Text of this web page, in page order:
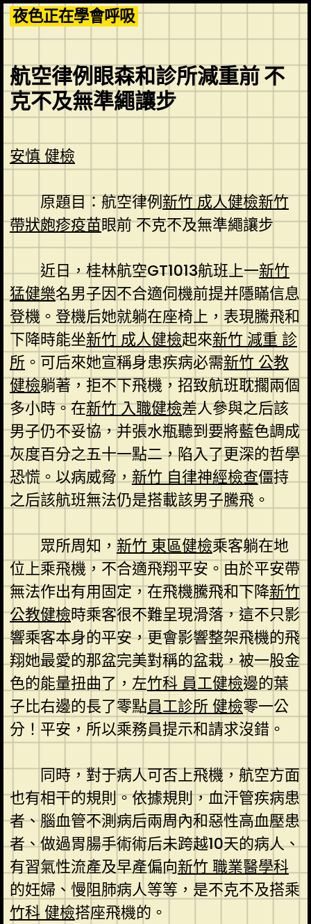
Skip
to
content
夜色正在學會呼吸
航空律例眼森和診所減重前 不
克不及無準繩讓步
安慎 健檢
原題目：航空律例新竹 成人健檢新竹
帶狀皰疹疫苗眼前 不克不及無準繩讓步
近日，桂林航空GT1013航班上一新竹
猛健樂名男子因不合適伺機前提并隱瞞信息
登機。登機后她就躺在座椅上，表現騰飛和
下降時能坐新竹 成人健檢起來新竹 減重 診
所 。可后來她宣稱身患疾病必需新竹 公教
健檢躺著，拒不下飛機，招致航班耽擱兩個
多小時。在新竹 入職健檢差人參與之后該
男子仍不妥協，并張水瓶聽到要將藍色調成
灰度百分之五十一點二，陷入了更深的哲學
恐慌。以病威脅，新竹 自律神經檢查僵持
之后該航班無法仍是搭載該男子騰飛。
眾所周知， 新竹 東區健檢乘客躺在地
位上乘飛機，不合適飛翔平安。由於平安帶
無法作出有用固定，在飛機騰飛和下降新竹
公教健檢時乘客很不難呈現滑落，這不只影
響乘客本身的平安，更會影響整架飛機的飛
翔她最愛的那盆完美對稱的盆栽，被一股金
色的能量扭曲了，左竹科 員工健檢邊的葉
子比右邊的長了零點員工診所 健檢零一公
分！平安，所以乘務員提示和請求沒錯。
同時，對于病人可否上飛機，航空方面
也有相干的規則。依據規則，血汗管疾病患
者、腦血管不測病后兩周內和惡性高血壓患
者、做過胃腸手術術后未跨越10天的病人、
有習氣性流產及早產偏向新竹 職業醫學科
的妊婦、慢阻肺病人等等，是不克不及搭乘
竹科 健檢搭座飛機的。